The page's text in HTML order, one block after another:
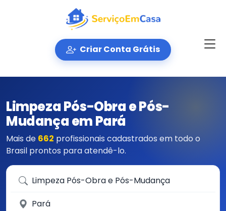
Criar Conta Grátis
Limpeza Pós-Obra e Pós-
Mudança em Pará
Mais de 662 profissionais cadastrados em todo o
Brasil prontos para atendê-lo.
Que serviço você precisa?
Em qual cidade?